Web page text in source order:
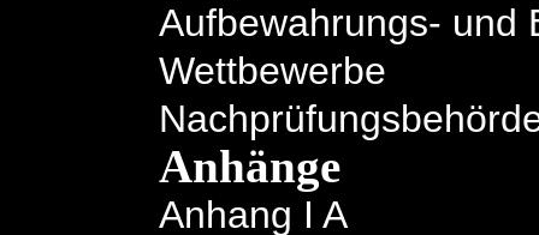
Aufbewahrungs- und
Wettbewerbe
Anhänge
Anhang I A